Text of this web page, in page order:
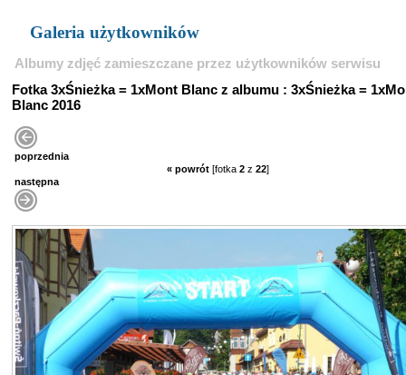
Galeria użytkowników
Albumy zdjęć zamieszczane przez użytkowników serwisu
Fotka 3xŚnieżka = 1xMont Blanc z albumu : 3xŚnieżka =
Blanc 2016
poprzednia
« powrót [fotka 2 z 22]
następna